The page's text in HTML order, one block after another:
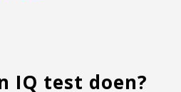
IQ test doen?